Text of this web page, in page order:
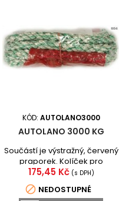
KÓD: AUTOLANO3000
AUTOLANO 3000 KG
Součástí je výstražný, červený
praporek. Kolíček pro
bezpečné zaháknutí.
Cena
175,45 Kč (s DPH)
 NEDOSTUPNÉ